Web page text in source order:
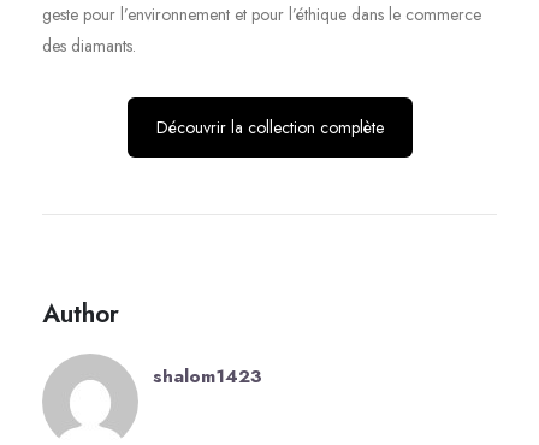
geste pour l’environnement et pour l’éthique dans le commerce
des diamants.
Découvrir la collection complète
Author
shalom1423